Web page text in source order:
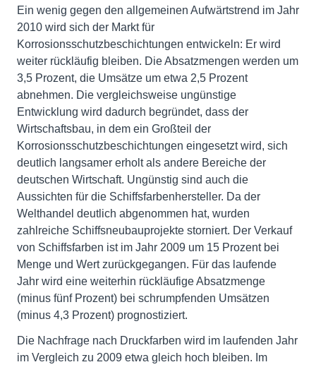
Ein wenig gegen den allgemeinen Aufwärtstrend im Jahr
2010 wird sich der Markt für
Korrosionsschutzbeschichtungen entwickeln: Er wird
weiter rückläufig bleiben. Die Absatzmengen werden um
3,5 Prozent, die Umsätze um etwa 2,5 Prozent
abnehmen. Die vergleichsweise ungünstige
Entwicklung wird dadurch begründet, dass der
Wirtschaftsbau, in dem ein Großteil der
Korrosionsschutzbeschichtungen eingesetzt wird, sich
deutlich langsamer erholt als andere Bereiche der
deutschen Wirtschaft. Ungünstig sind auch die
Aussichten für die Schiffsfarbenhersteller. Da der
Welthandel deutlich abgenommen hat, wurden
zahlreiche Schiffsneubauprojekte storniert. Der Verkauf
von Schiffsfarben ist im Jahr 2009 um 15 Prozent bei
Menge und Wert zurückgegangen. Für das laufende
Jahr wird eine weiterhin rückläufige Absatzmenge
(minus fünf Prozent) bei schrumpfenden Umsätzen
(minus 4,3 Prozent) prognostiziert.
Die Nachfrage nach Druckfarben wird im laufenden Jahr
im Vergleich zu 2009 etwa gleich hoch bleiben. Im